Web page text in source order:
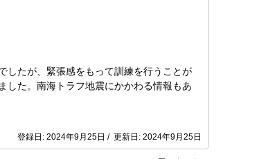
したが、緊張感をもって訓練を行うことが
した。南海トラフ地震にかかわる情報もあ
登録日: 2024年9月25日 / 更新日: 2024年9月25日